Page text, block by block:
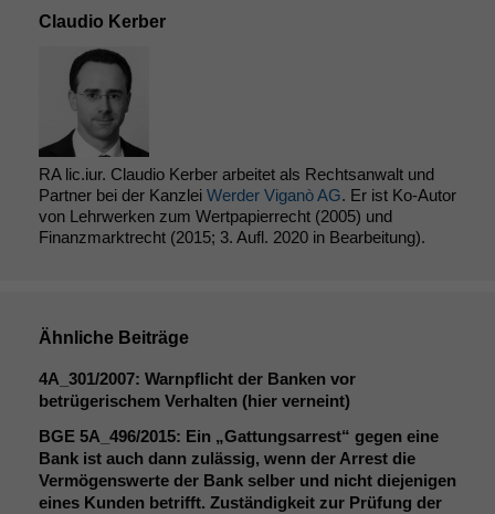
Claudio Kerber
RA lic.iur. Claudio Kerber arbeitet als Rechtsanwalt und
Partner bei der Kanzlei Werder Viganò AG. Er ist Ko-Autor
von Lehrwerken zum Wertpapierrecht (2005) und
Finanzmarktrecht (2015; 3. Aufl. 2020 in Bearbeitung).
Ähnliche Beiträge
4A_301/2007: Warnpflicht der Banken vor
betrügerischem Verhalten (hier verneint)
BGE 5A_496/2015: Ein „Gattungsarrest“ gegen eine
Bank ist auch dann zulässig, wenn der Arrest die
Vermögenswerte der Bank selber und nicht diejenigen
eines Kunden betrifft. Zuständigkeit zur Prüfung der
nicht
optional, es
braucht sie,
damit die
Website
korrekt